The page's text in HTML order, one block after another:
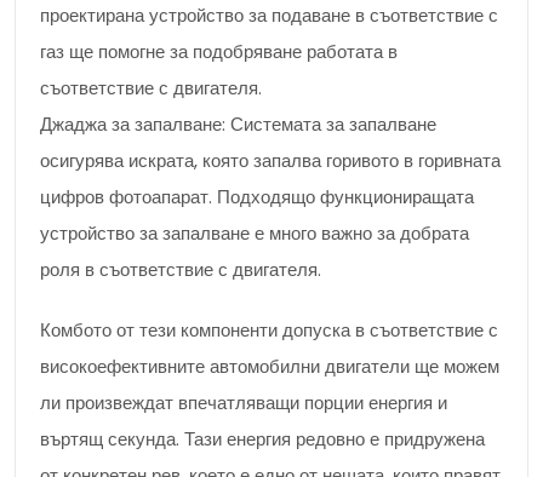
проектирана устройство за подаване в съответствие с
газ ще помогне за подобряване работата в
съответствие с двигателя.
Джаджа за запалване: Системата за запалване
осигурява искрата, която запалва горивото в горивната
цифров фотоапарат. Подходящо функциониращата
устройство за запалване е много важно за добрата
роля в съответствие с двигателя.
Комбото от тези компоненти допуска в съответствие с
високоефективните автомобилни двигатели ще можем
ли произвеждат впечатляващи порции енергия и
въртящ секунда. Тази енергия редовно е придружена